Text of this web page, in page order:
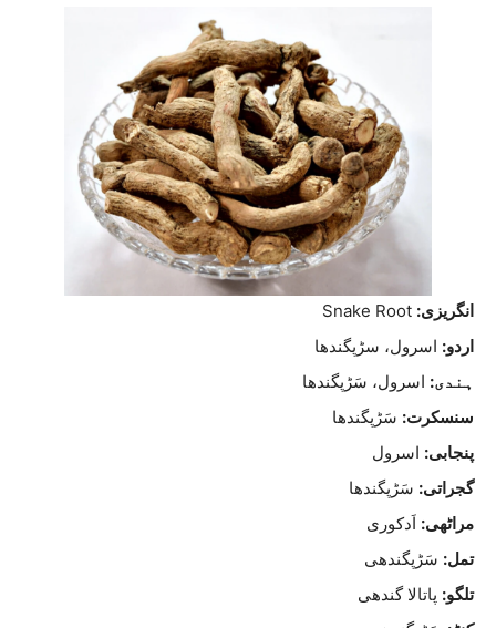
انگریزی:
اردو: اسرول، سڑپگندھا
ہندی: اسرول، سَڑپگندھا
سنسکرت: سَڑپگندھا
پنجابی: اسرول
گجراتی: سَڑپگندھا
مراٹھی: اَدکوری
تمل: سَڑپگندھی
تلگو: پاتالا گندھی